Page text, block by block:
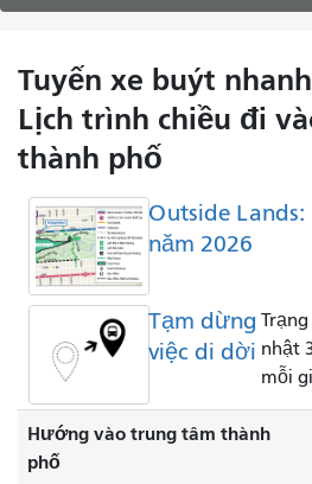
như
nào
Tuyến xe buýt
Lịch trình chiều đi
thành phố
Outside
năm 2026
Tạm dừng
việc di dời nhật
mỗi
Hướng vào trung tâm thành
phố